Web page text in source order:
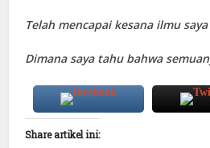
Telah mencapai kesana ilmu saya
Dimana saya tahu bahwa
Share artikel ini: